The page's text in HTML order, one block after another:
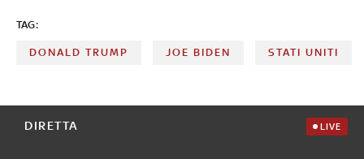
TAG:
DONALD TRUMP JOE BIDEN STATI UNITI
DIRETTA LIVE